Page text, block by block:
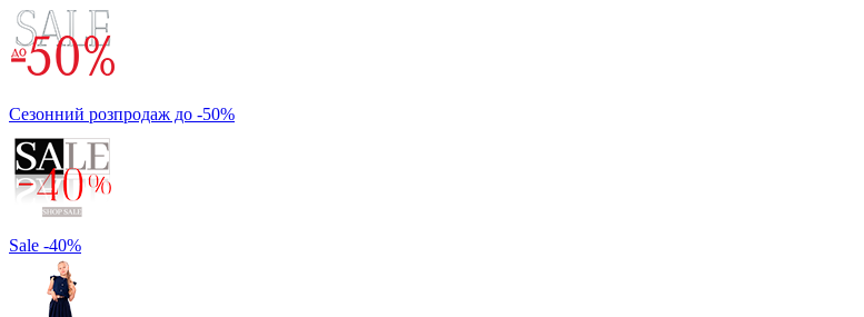
Сезонний розпродаж до -50%
Sale -40%